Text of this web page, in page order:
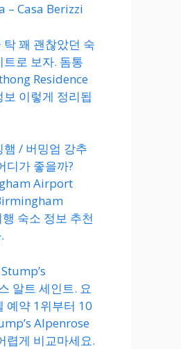
– Casa Berizzi
꽤 괜찮았던 숙
로 보자. 돔통
Residence
이렇게 정리됩
/ 버밍엄 강추
디가 좋을까?
Airport
숙소 정보 추천
알트 세인트. 요
예약 1위부터 10
Alpenrose
렵게 비교마세요.